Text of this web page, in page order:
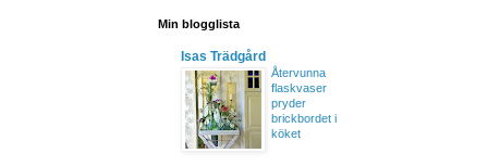
Min blogglista
Isas Trädgård
Återvunna
flaskvaser
pryder
brickbordet i
köket